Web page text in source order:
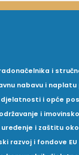
i
nabavu i
i opće
i
i zaštitu
razvoj i fondove EU